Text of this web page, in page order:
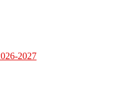
2027